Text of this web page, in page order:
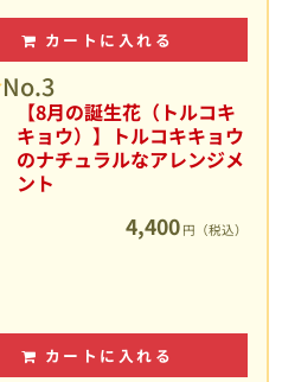
カートに入れる
No.3
【8月の誕生花（トルコキ
キョウ）】トルコキキョウ
のナチュラルなアレンジメ
ント
4,400 円（税込）
カートに入れる